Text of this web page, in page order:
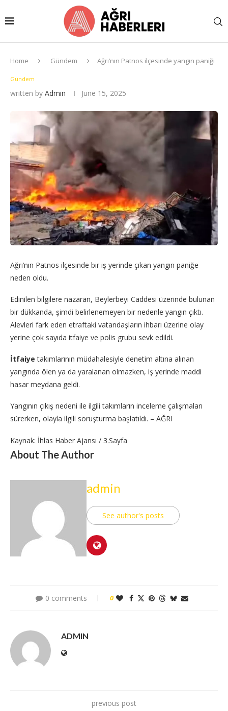
Home Gündem Ağrı’nın Patnos ilçesinde yangın paniği
Gündem
written by Admin June 15, 2025
Ağrı’nın Patnos ilçesinde bir iş yerinde çıkan yangın paniğe
neden oldu.
Edinilen bilgilere nazaran, Beylerbeyi Caddesi üzerinde bulunan
bir dükkanda, şimdi belirlenemeyen bir nedenle yangın çıktı.
Alevleri fark eden etraftaki vatandaşların ihbarı üzerine olay
yerine çok sayıda itfaiye ve polis grubu sevk edildi.
İtfaiye takımlarının müdahalesiyle denetim altına alınan
yangında ölen ya da yaralanan olmazken, iş yerinde maddi
hasar meydana geldi.
Yangının çıkış nedeni ile ilgili takımların inceleme çalışmaları
sürerken, olayla ilgili soruşturma başlatıldı. – AĞRI
Kaynak: İhlas Haber Ajansı / 3.Sayfa
About The Author
admin
See author's posts
0 comments 0
ADMIN
previous post